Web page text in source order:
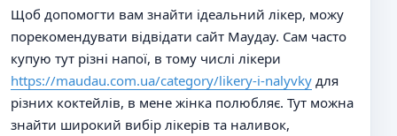
п
р
о
и
т
а
Щоб допомогти вам знайти ідеальний лікер, можу
порекомендувати відвідати сайт Маудау. Сам часто
купую тут різні напої, в тому числі лікери
https://maudau.com.ua/category/likery-i-nalyvky для
різних коктейлів, в мене жінка полюбляє. Тут можна
знайти широкий вибір лікерів та наливок,